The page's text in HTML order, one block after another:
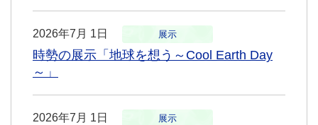
2026年7月 1日 展示
時勢の展示「地球を想う～Cool Earth Day
～」
2026年7月 1日 展示